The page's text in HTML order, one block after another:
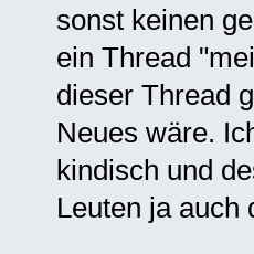
sonst keinen
ein Thread
dieser Thread
Neues wäre.
kindisch und
Leuten ja auch